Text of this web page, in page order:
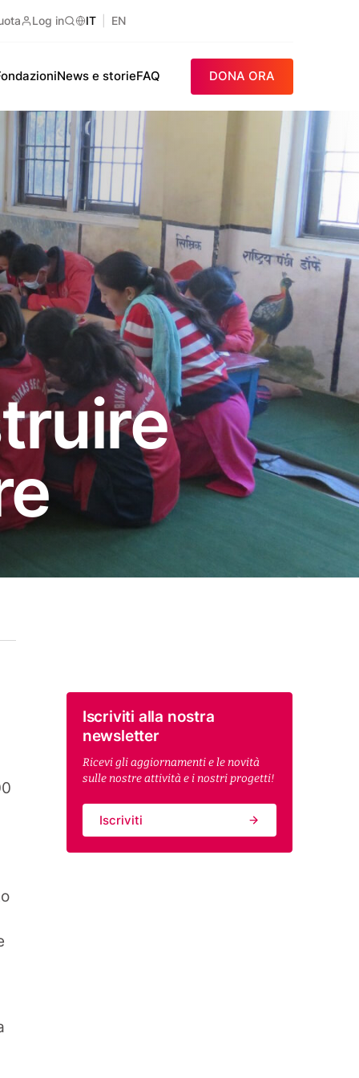
News e storieFAQ DONA ORA
Log in
Ricerca
IT EN
Iscriviti alla nostra
newsletter
Ricevi gli aggiornamenti e le novità
sulle nostre attività e i nostri progetti!
Iscriviti